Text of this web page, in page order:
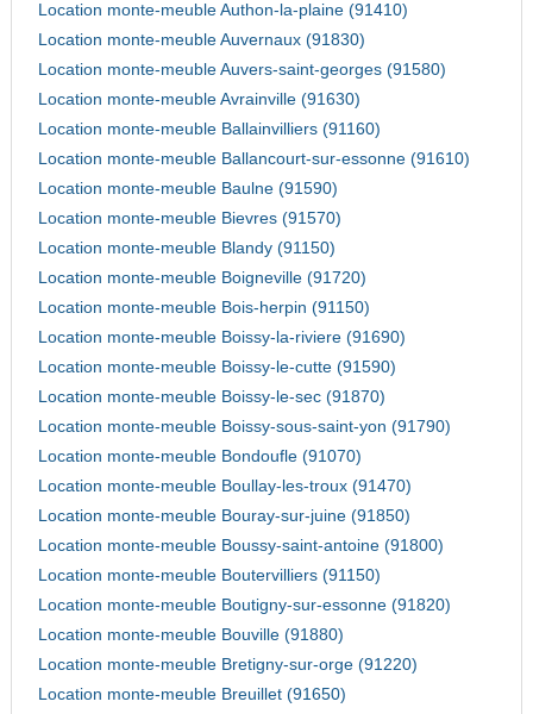
Location monte-meuble Authon-la-plaine (91410)
Location monte-meuble Auvernaux (91830)
Location monte-meuble Auvers-saint-georges (91580)
Location monte-meuble Avrainville (91630)
Location monte-meuble Ballainvilliers (91160)
Location monte-meuble Ballancourt-sur-essonne (91610)
Location monte-meuble Baulne (91590)
Location monte-meuble Bievres (91570)
Location monte-meuble Blandy (91150)
Location monte-meuble Boigneville (91720)
Location monte-meuble Bois-herpin (91150)
Location monte-meuble Boissy-la-riviere (91690)
Location monte-meuble Boissy-le-cutte (91590)
Location monte-meuble Boissy-le-sec (91870)
Location monte-meuble Boissy-sous-saint-yon (91790)
Location monte-meuble Bondoufle (91070)
Location monte-meuble Boullay-les-troux (91470)
Location monte-meuble Bouray-sur-juine (91850)
Location monte-meuble Boussy-saint-antoine (91800)
Location monte-meuble Boutervilliers (91150)
Location monte-meuble Boutigny-sur-essonne (91820)
Location monte-meuble Bouville (91880)
Location monte-meuble Bretigny-sur-orge (91220)
Location monte-meuble Breuillet (91650)